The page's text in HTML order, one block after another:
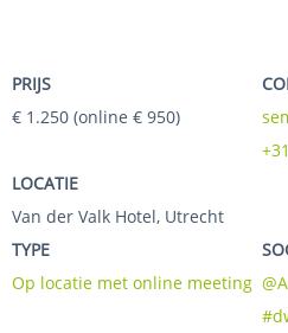
PRIJS
€ 1.250 (online € 950)
LOCATIE
Van der Valk Hotel, Utrecht
TYPE
Op locatie met online meeting